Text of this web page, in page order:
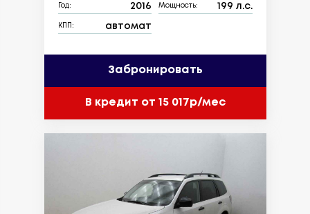
Год: 2016 Мощность: 199 л.с.
КПП: автомат
Забронировать
В кредит от 15 017р/мес